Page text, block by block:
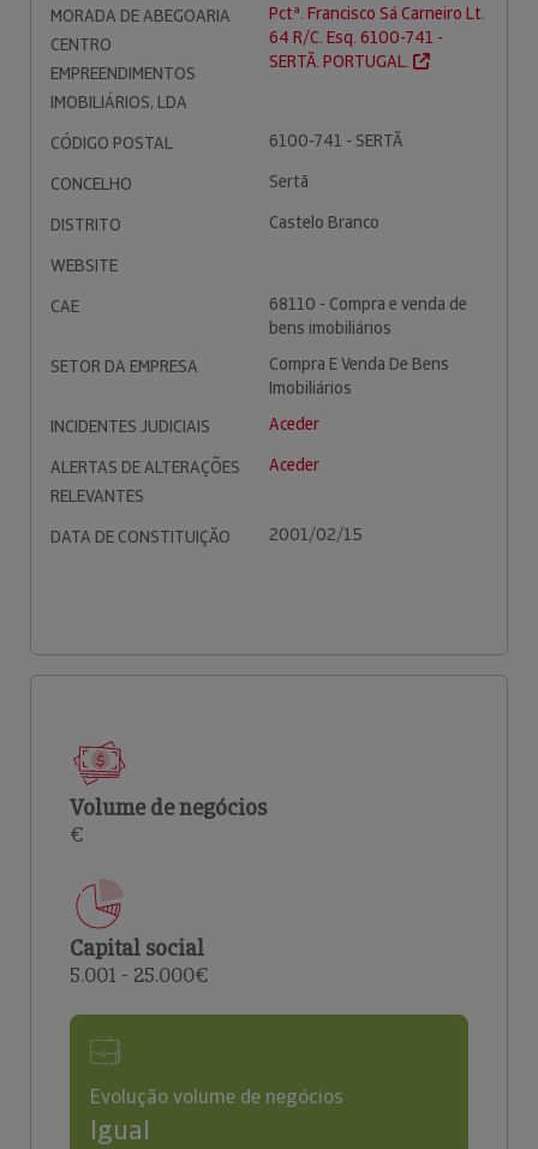
MORADA DE ABEGOARIA
CENTRO
EMPREENDIMENTOS
IMOBILIÁRIOS, LDA
Pctª. Francisco Sá Carneiro Lt.
64 R/C. Esq. 6100-741 -
SERTÃ. PORTUGAL.
CÓDIGO POSTAL
6100-741 - SERTÃ
CONCELHO
Sertã
DISTRITO
Castelo Branco
WEBSITE
CAE
68110 - Compra e venda de
bens imobiliários
SETOR DA EMPRESA
Compra E Venda De Bens
Imobiliários
INCIDENTES JUDICIAIS
Aceder
ALERTAS DE ALTERAÇÕES
RELEVANTES
Aceder
DATA DE CONSTITUIÇÃO 2001/02/15
Volume de negócios
€
Capital social
5.001 - 25.000€
Evolução volume de negócios
Igual